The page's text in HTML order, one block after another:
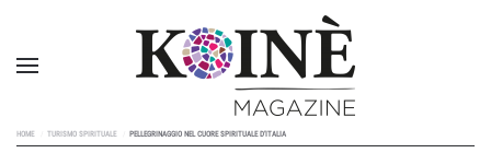
HOME TURISMO SPIRITUALE PELLEGRINAGGIO NEL CUORE SPIRITUALE D’ITALIA